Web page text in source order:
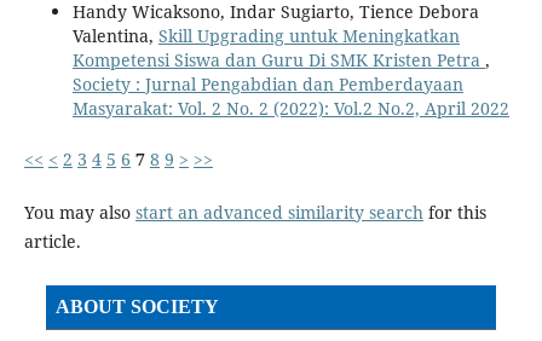
Handy Wicaksono, Indar Sugiarto, Tience Debora
Valentina, Skill Upgrading untuk Meningkatkan
Kompetensi Siswa dan Guru Di SMK Kristen Petra ,
Society : Jurnal Pengabdian dan Pemberdayaan
Masyarakat: Vol. 2 No. 2 (2022): Vol.2 No.2, April 2022
<< < 2 3 4 5 6 7 8 9 > >>
You may also start an advanced similarity searchfor this
article.
ABOUT SOCIETY